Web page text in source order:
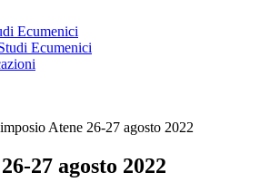
Ecumenici
Ecumenici
Atene 26-27 agosto 2022
27 agosto 2022